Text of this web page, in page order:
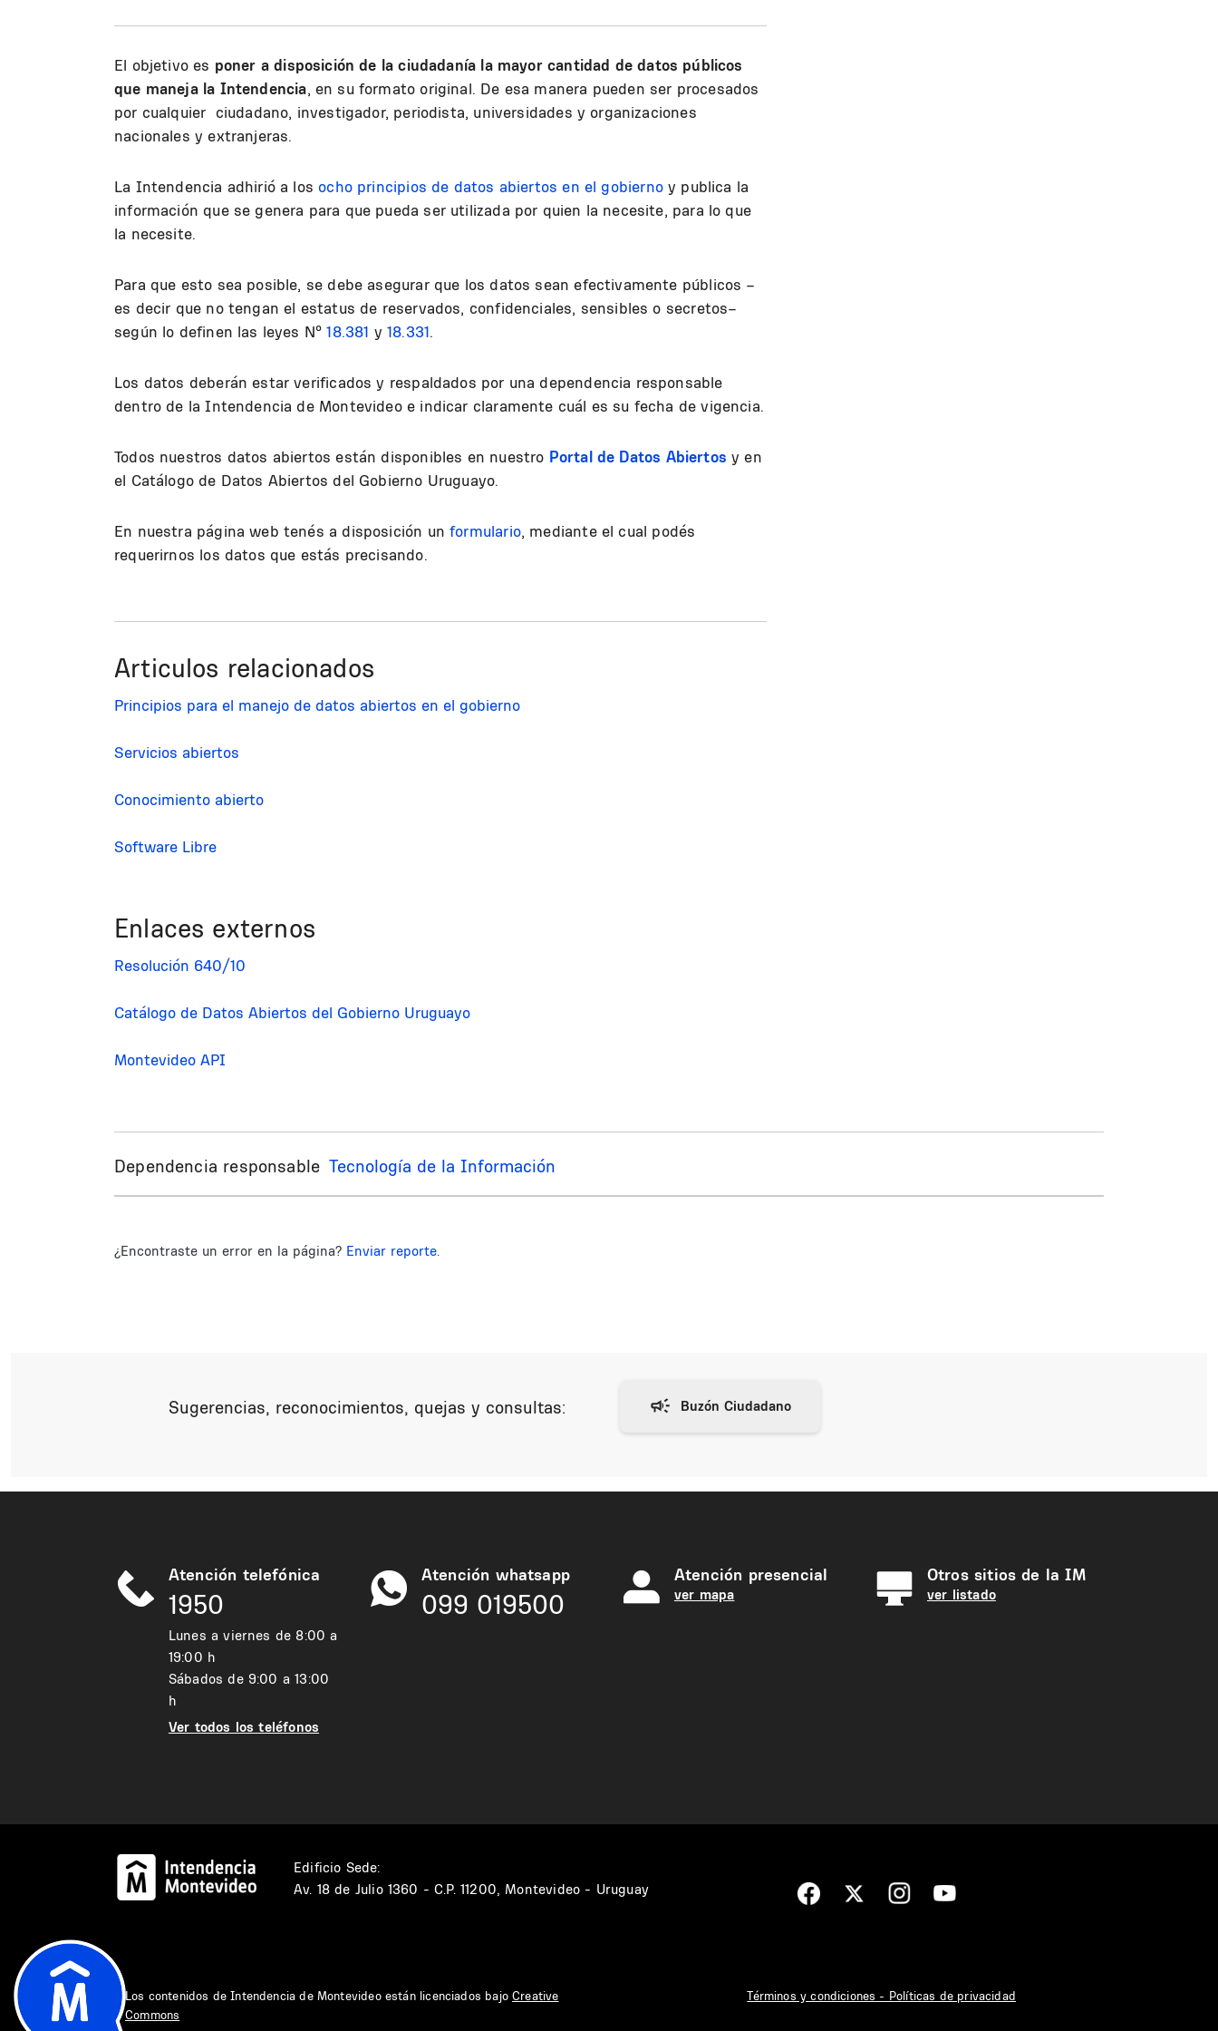
El objetivo es poner a disposición de la ciudadanía la mayor cantidad de datos públicos
que maneja la Intendencia, en su formato original. De esa manera pueden ser procesados
por cualquier ciudadano, investigador, periodista, universidades y organizaciones
nacionales y extranjeras.
La Intendencia adhirió a losocho principios de datos abiertos en el gobiernoy publica la
información que se genera para que pueda ser utilizada por quien la necesite, para lo que
la necesite.
Para que esto sea posible, se debe asegurar que los datos sean efectivamente públicos –
es decir que no tengan el estatus de reservados, confidenciales, sensibles o secretos–
según lo definen las leyes Nº18.381 y18.331.
Los datos deberán estar verificados y respaldados por una dependencia responsable
dentro de la Intendencia de Montevideo e indicar claramente cuál es su fecha de vigencia.
Todos nuestros datos abiertos están disponibles en nuestro Portal de Datos Abiertos y en
el Catálogo de Datos Abiertos del Gobierno Uruguayo.
En nuestra página web tenés a disposición unformulario, mediante el cual podés
requerirnos los datos que estás precisando.
Articulos relacionados
Principios para el manejo de datos abiertos en el gobierno
Servicios abiertos
Conocimiento abierto
Software Libre
Enlaces externos
Resolución 640/10
Catálogo de Datos Abiertos del Gobierno Uruguayo
Montevideo API
Dependencia responsable Tecnología de la Información
¿Encontraste un error en la página? Enviar reporte.
Sugerencias, reconocimientos, quejas y consultas:
Atención telefónica
1950
Lunes a viernes de 8:00 a
19:00 h
Sábados de 9:00 a 13:00
h
Ver todos los teléfonos
Atención whatsapp
099 019500
Atención presencial
ver mapa
Otros sitios de la IM
ver listado
Edificio Sede:
Av. 18 de Julio 1360 - C.P. 11200, Montevideo - Uruguay
Los contenidos de Intendencia de Montevideo están licenciados bajoCreative
Commons
Términos y condiciones - Políticas de privacidad